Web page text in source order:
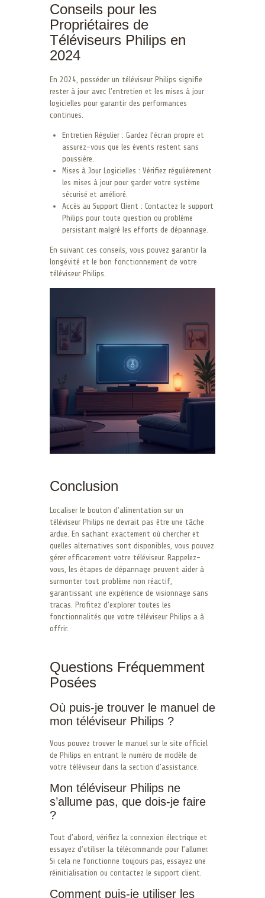
Conseils pour les
Propriétaires de
Téléviseurs Philips en
2024
En 2024, posséder un téléviseur Philips signifie
rester à jour avec l’entretien et les mises à jour
logicielles pour garantir des performances
continues.
Entretien Régulier : Gardez l’écran propre et
assurez-vous que les évents restent sans
poussière.
Mises à Jour Logicielles : Vérifiez régulièrement
les mises à jour pour garder votre système
sécurisé et amélioré.
Accès au Support Client : Contactez le support
Philips pour toute question ou problème
persistant malgré les efforts de dépannage.
En suivant ces conseils, vous pouvez garantir la
longévité et le bon fonctionnement de votre
téléviseur Philips.
Conclusion
Localiser le bouton d’alimentation sur un
téléviseur Philips ne devrait pas être une tâche
ardue. En sachant exactement où chercher et
quelles alternatives sont disponibles, vous pouvez
gérer efficacement votre téléviseur. Rappelez-
vous, les étapes de dépannage peuvent aider à
surmonter tout problème non réactif,
garantissant une expérience de visionnage sans
tracas. Profitez d’explorer toutes les
fonctionnalités que votre téléviseur Philips a à
offrir.
Questions Fréquemment
Posées
Où puis-je trouver le manuel de
mon téléviseur Philips ?
Vous pouvez trouver le manuel sur le site officiel
de Philips en entrant le numéro de modèle de
votre téléviseur dans la section d’assistance.
Mon téléviseur Philips ne
s’allume pas, que dois-je faire
?
Tout d’abord, vérifiez la connexion électrique et
essayez d’utiliser la télécommande pour l’allumer.
Si cela ne fonctionne toujours pas, essayez une
réinitialisation ou contactez le support client.
Comment puis-je utiliser les